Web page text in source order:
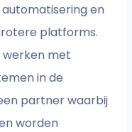
en
platforms.
werken met
in de
partner waarbij
worden